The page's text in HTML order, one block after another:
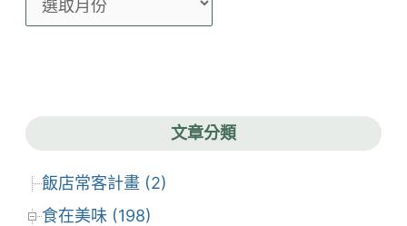
章
文章分類
飯店常客計畫 (2)
食在美味 (198)